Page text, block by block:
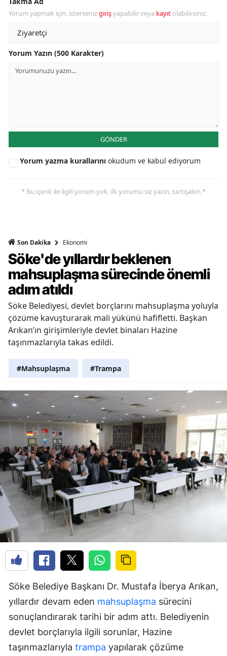
Yorum yapmak için, istersenizgirişyapabilir veya kayıt olabilirsiniz.
Yorum Yazın (500 Karakter)
GÖNDER
Yorum yazma kurallarını okudum ve kabul ediyorum
* Bu içerik ile ilgili yorum yok, ilk yorumu siz yazın, tartışalım *
Son Dakika Ekonomi
Söke'de yıllardır beklenen
mahsuplaşma sürecinde önemli
adım atıldı
Söke Belediyesi, devlet borçlarını mahsuplaşma yoluyla
çözüme kavuşturarak mali yükünü hafifletti. Başkan
Arıkan’ın girişimleriyle devlet binaları Hazine
taşınmazlarıyla takas edildi.
#Mahsuplaşma #Trampa
Söke Belediye Başkanı Dr. Mustafa İberya Arıkan,
yıllardır devam eden mahsuplaşma sürecini
sonuçlandırarak tarihi bir adım attı. Belediyenin
devlet borçlarıyla ilgili sorunlar, Hazine
taşınmazlarıyla trampa yapılarak çözüme